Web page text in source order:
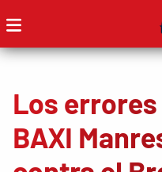
Los
BAXI